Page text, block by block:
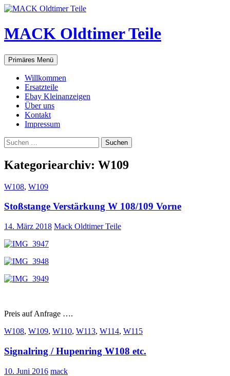
Zum
springen
MACK Oldtimer Teile
Suchen
Primäres Menü
Willkommen
Ersatzteile
Ebay Kleinanzeigen
Über uns
Kontakt
Impressum
Suchen
nach:
Kategoriearchiv: W109
W108, W109
Stoßstange Verstärkung W 108/109 Vorne
14. März 2018 Mack Oldtimer Teile
Preis auf Anfrage ….
W108, W109, W110, W113, W114, W115
Signalring / Hupenring W108 etc.
10. Juni 2016 mack